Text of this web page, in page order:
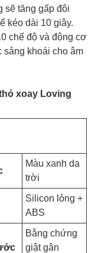
sẽ tăng gấp đôi
kéo dài 10 giây.
chế độ và động cơ
sảng khoái cho âm
xoay Loving
Màu xanh da
trời
Silicon lỏng +
ABS
Bằng chứng
giật gân